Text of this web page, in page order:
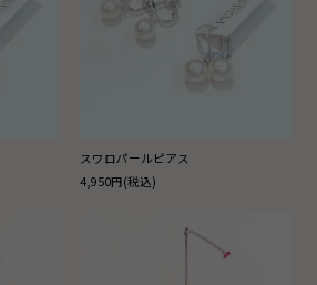
スワロパールピアス
4,950円(税込)